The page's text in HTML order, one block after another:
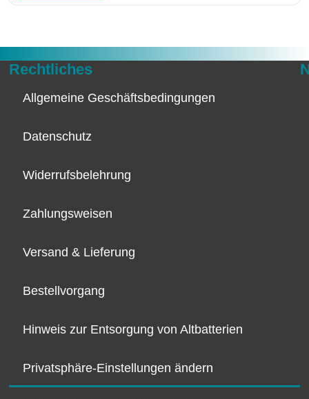
Rechtliches
Allgemeine Geschäftsbedingungen
Datenschutz
Widerrufsbelehrung
Zahlungsweisen
Versand & Lieferung
Bestellvorgang
Hinweis zur Entsorgung von Altbatterien
Privatsphäre-Einstellungen ändern